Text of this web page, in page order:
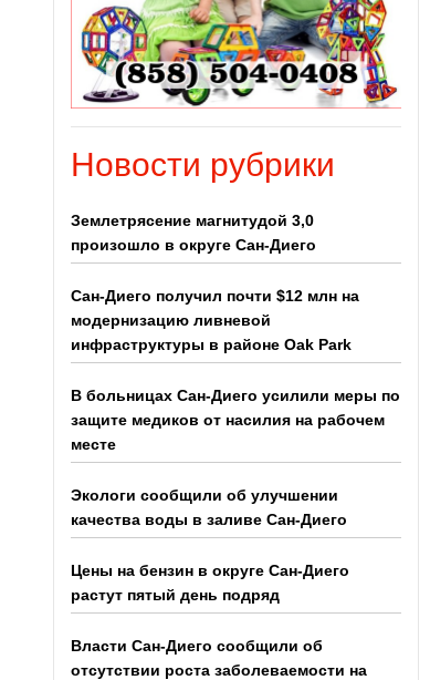
Новости рубрики
Землетрясение магнитудой 3,0
произошло в округе Сан-Диего
Сан-Диего получил почти $12 млн на
модернизацию ливневой
инфраструктуры в районе Oak Park
В больницах Сан-Диего усилили меры по
защите медиков от насилия на рабочем
месте
Экологи сообщили об улучшении
качества воды в заливе Сан-Диего
Цены на бензин в округе Сан-Диего
растут пятый день подряд
Власти Сан-Диего сообщили об
отсутствии роста заболеваемости на